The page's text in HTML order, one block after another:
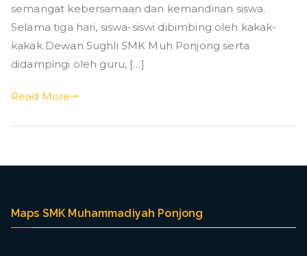
nj
g
Tahun
semangat kebersamaan dan kemandirian siswa.
Selama tiga hari, siswa-siswi dibimbing oleh kakak-
kakak Dewan Sughli SMK Muh Ponjong serta
didampingi oleh guru, […]
Read More
Maps SMK Muhammadiyah Ponjong